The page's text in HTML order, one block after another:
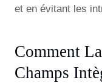
et en évitant les
Comment
Champs